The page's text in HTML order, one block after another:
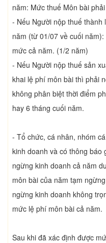
năm: Mức thuế Môn bài
- Nếu Người nộp thuế thành
năm (từ 01/07 về cuối
mức cả năm. (1/2 năm)
- Nếu Người nộp thuế sản
khai lệ phí môn bài thì phải
không phân biệt thời điểm
hay 6 tháng cuối năm.
- Tổ chức, cá nhân, nhóm
kinh doanh và có thông báo
ngừng kinh doanh cả năm
môn bài của năm tạm
ngừng kinh doanh không
mức lệ phí môn bài cả năm.
Sau khi đã xác định được